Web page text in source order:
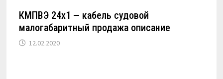
КМПВЭ 24х1 — кабель судовой
малогабаритный продажа описание
12.02.2020